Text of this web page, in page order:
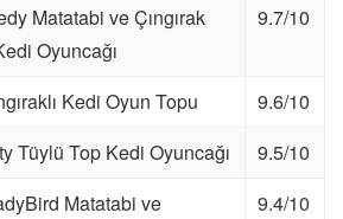
Matatabi ve Çıngırak
Oyuncağı
9.7/10
Kedi Oyun Topu
9.6/10
Tüylü Top Kedi Oyuncağı
9.5/10
Matatabi ve
9.4/10